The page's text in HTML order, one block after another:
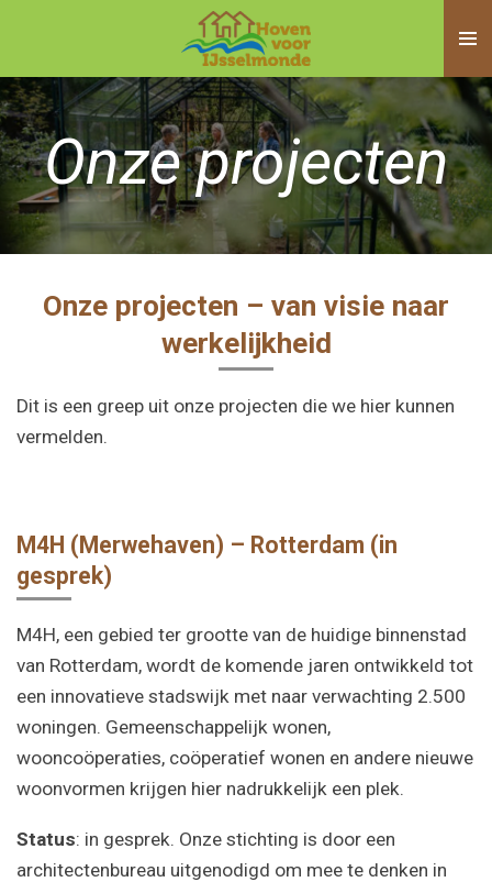
naar
de
hoofdinhoud
Onze projecten
Onze projecten – van visie naar
werkelijkheid
Dit is een greep uit onze projecten die we hier kunnen
vermelden.
M4H (Merwehaven) – Rotterdam (in
gesprek)
M4H, een gebied ter grootte van de huidige binnenstad
van Rotterdam, wordt de komende jaren ontwikkeld tot
een innovatieve stadswijk met naar verwachting 2.500
woningen. Gemeenschappelijk wonen,
wooncoöperaties, coöperatief wonen en andere nieuwe
woonvormen krijgen hier nadrukkelijk een plek.
Status: in gesprek. Onze stichting is door een
architectenbureau uitgenodigd om mee te denken in